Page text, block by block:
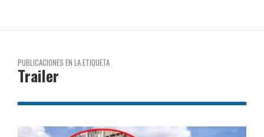
PUBLICACIONES EN LA ETIQUETA
Trailer